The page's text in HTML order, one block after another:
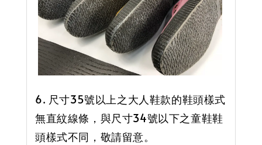
6. 尺寸35號以上之大人鞋款的鞋頭樣式
無直紋線條，與尺寸34號以下之童鞋鞋
頭樣式不同，敬請留意。